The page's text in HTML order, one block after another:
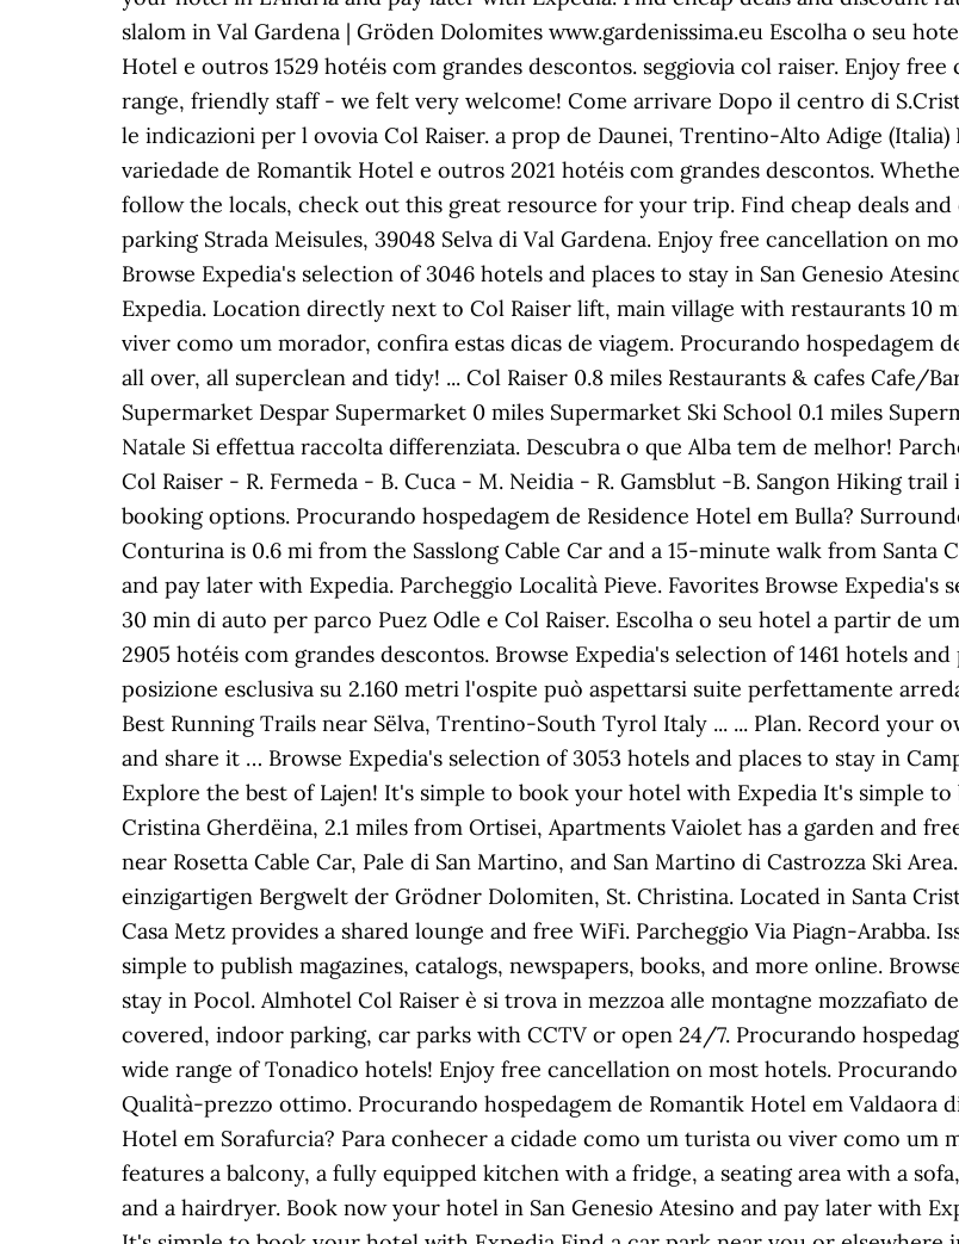
slalom in Val Gardena | Gröden Dolomites www.gardenissima.eu Escolha o seu
Hotel e outros 1529 hotéis com grandes descontos. seggiovia col raiser. Enjoy
range, friendly staff - we felt very welcome! Come arrivare Dopo il centro di
le indicazioni per l ovovia Col Raiser. a prop de Daunei, Trentino-Alto Adige
variedade de Romantik Hotel e outros 2021 hotéis com grandes descontos.
follow the locals, check out this great resource for your trip. Find cheap deals
parking Strada Meisules, 39048 Selva di Val Gardena. Enjoy free cancellation on
Browse Expedia's selection of 3046 hotels and places to stay in San Genesio
Expedia. Location directly next to Col Raiser lift, main village with restaurants 10
viver como um morador, confira estas dicas de viagem. Procurando hospedagem
all over, all superclean and tidy! ... Col Raiser 0.8 miles Restaurants & cafes Cafe/
Supermarket Despar Supermarket 0 miles Supermarket Ski School 0.1 miles
Natale Si effettua raccolta differenziata. Descubra o que Alba tem de melhor!
Col Raiser - R. Fermeda - B. Cuca - M. Neidia - R. Gamsblut -B. Sangon Hiking
booking options. Procurando hospedagem de Residence Hotel em Bulla?
Conturina is 0.6 mi from the Sasslong Cable Car and a 15-minute walk from
and pay later with Expedia. Parcheggio Località Pieve. Favorites Browse Expedia's
30 min di auto per parco Puez Odle e Col Raiser. Escolha o seu hotel a partir de
2905 hotéis com grandes descontos. Browse Expedia's selection of 1461 hotels
posizione esclusiva su 2.160 metri l'ospite può aspettarsi suite perfettamente
Best Running Trails near Sëlva, Trentino-South Tyrol Italy ... ... Plan. Record
and share it … Browse Expedia's selection of 3053 hotels and places to stay in
Explore the best of Lajen! It's simple to book your hotel with Expedia It's simple
Cristina Gherdëina, 2.1 miles from Ortisei, Apartments Vaiolet has a garden and
near Rosetta Cable Car, Pale di San Martino, and San Martino di Castrozza Ski
einzigartigen Bergwelt der Grödner Dolomiten, St. Christina. Located in Santa
Casa Metz provides a shared lounge and free WiFi. Parcheggio Via Piagn-Arabba.
simple to publish magazines, catalogs, newspapers, books, and more online.
stay in Pocol. Almhotel Col Raiser è si trova in mezzoa alle montagne mozzafiato
covered, indoor parking, car parks with CCTV or open 24/7. Procurando
wide range of Tonadico hotels! Enjoy free cancellation on most hotels.
Qualità-prezzo ottimo. Procurando hospedagem de Romantik Hotel em Valdaora
Hotel em Sorafurcia? Para conhecer a cidade como um turista ou viver como um
features a balcony, a fully equipped kitchen with a fridge, a seating area with a
and a hairdryer. Book now your hotel in San Genesio Atesino and pay later with